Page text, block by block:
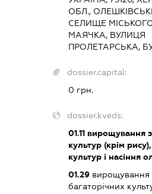
ОБЛ.,
СЕЛИЩЕ
МАЯЧКА, ВУЛИЦЯ
ПРОЛЕТАРСЬКА,
dossier.capital:
0 грн.
dossier.kveds:
01.11вирощування
культур (крім
культур і насіння
01.29вирощування
багаторічних